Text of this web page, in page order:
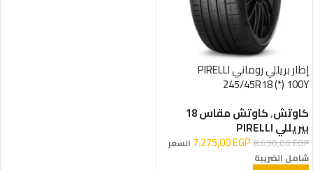
إطار بريللي روماني PIRELLI
245/45R18 (*) 100Y
كاوتش,كاوتش مقاس 18
بيريللي PIRELLI
8.690,00EGP
7.275,00EGP
السعر
شامل الضريبة